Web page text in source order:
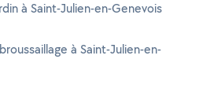
à Saint-Julien-en-Genevois
à Saint-Julien-en-